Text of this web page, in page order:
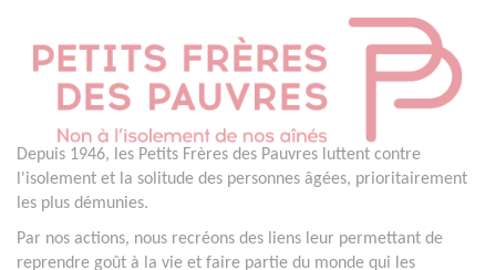
Depuis 1946, les Petits Frères des Pauvres luttent contre
l'isolement et la solitude des personnes âgées, prioritairement
les plus démunies.
Par nos actions, nous recréons des liens leur permettant de
reprendre goût à la vie et faire partie du monde qui les